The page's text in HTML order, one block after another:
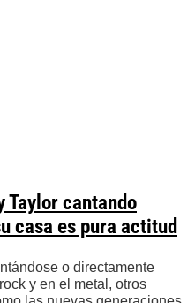
Taylor cantando
casa es pura actitud
o directamente
y en el metal, otros